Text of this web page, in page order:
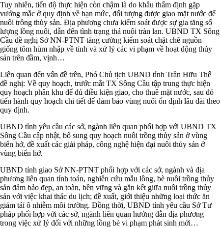
Tuy nhiên, tiến độ thực hiện còn chậm là do khâu thẩm định gặp
vướng mắc ở quy định về hạn mức, đối tượng được giao mặt nước để
nuôi trồng thủy sản. Địa phương chưa kiểm soát được sự gia tăng số
lượng lồng nuôi, dẫn đến tình trạng thả nuôi tràn lan. UBND TX Sông
Cầu đề nghị Sở NN-PTNT tăng cường kiểm soát chặt chẽ nguồn
giống tôm hùm nhập về tỉnh và xử lý các vi phạm về hoạt động thủy
sản trên đầm, vịnh…
Liên quan đến vấn đề trên, Phó Chủ tịch UBND tỉnh Trần Hữu Thế
đề nghị: Về quy hoạch, trước mắt TX Sông Cầu tập trung thực hiện
quy hoạch phân khu để đủ điều kiện giao, cho thuê mặt nước, sau đó
tiến hành quy hoạch chi tiết để đảm bảo vùng nuôi ổn định lâu dài theo
quy định.
UBND tỉnh yêu cầu các sở, ngành liên quan phối hợp với UBND TX
Sông Cầu cập nhật, bổ sung quy hoạch nuôi trồng thủy sản ở vùng
biển hở, đề xuất các giải pháp, công nghệ hiện đại nuôi thủy sản ở
vùng biển hở.
UBND tỉnh giao Sở NN-PTNT phối hợp với các sở, ngành và địa
phương liên quan tính toán, nghiên cứu mẫu lồng, bè nuôi trồng thủy
sản đảm bảo đẹp, an toàn, bền vững và gắn kết giữa nuôi trồng thủy
sản với việc khai thác du lịch; đề xuất, giới thiệu những loại thức ăn
giảm tải ô nhiễm môi trường. Đồng thời, UBND tỉnh yêu cầu Sở Tư
pháp phối hợp với các sở, ngành liên quan hướng dẫn địa phương
trong việc xử lý đối với những lồng bè vi phạm phát sinh mới…